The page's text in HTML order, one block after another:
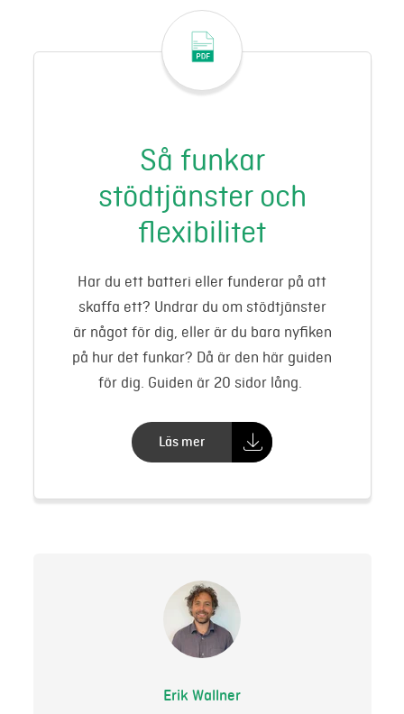
Så funkar
stödtjänster och
flexibilitet
Har du ett batteri eller funderar på att
skaffa ett? Undrar du om stödtjänster
är något för dig, eller är du bara nyfiken
på hur det funkar? Då är den här guiden
för dig. Guiden är 20 sidor lång.
Läs mer
Erik Wallner